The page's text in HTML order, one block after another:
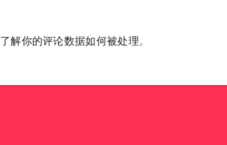
了解你的评论数据如何被处理。